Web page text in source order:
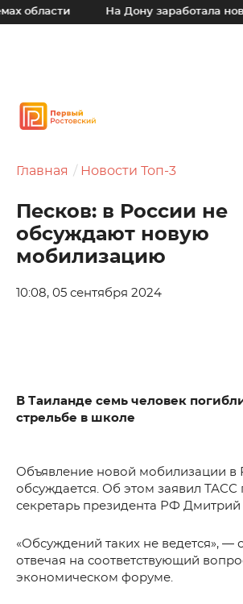
области На Дону заработала
Главная Новости Топ-3
Песков: в России не
обсуждают новую
мобилизацию
10:08, 05 сентября 2024
В Таиланде семь человек
стрельбе в школе
Объявление новой мобилизации в
обсуждается. Об этом заявил ТАСС
секретарь президента РФ Дмитрий
«Обсуждений таких не ведется», —
отвечая на соответствующий
экономическом форуме.